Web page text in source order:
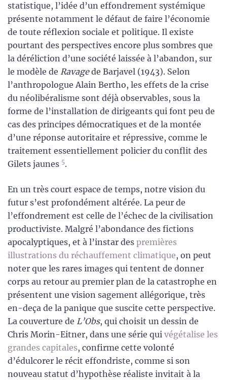
statistique, l’idée d’un effondrement systémique
présente notamment le défaut de faire l’économie
de toute réflexion sociale et politique. Il existe
pourtant des perspectives encore plus sombres que
la déréliction d’une société laissée à l’abandon, sur
le modèle de Ravagede Barjavel (1943). Selon
l’anthropologue Alain Bertho, les effets de la crise
du néolibéralisme sont déjà observables, sous la
forme de l’installation de dirigeants qui font peu de
cas des principes démocratiques et de la montée
d’une réponse autoritaire et répressive, comme le
traitement essentiellement policier du conflit des
Gilets jaunes 5.
En un très court espace de temps, notre vision du
futur s’est profondément altérée. La peur de
l’effondrement est celle de l’échec de la civilisation
productiviste. Malgré l’abondance des fictions
apocalyptiques, et à l’instar des premières
illustrations du réchauffement climatique, on peut
noter que les rares images qui tentent de donner
corps au retour au premier plan de la catastrophe en
présentent une vision sagement allégorique, très
en-deça de la panique que suscite cette perspective.
La couverture de L’Obs, qui choisit un dessin de
Chris Morin-Eitner, dans une série qui végétalise les
grandes capitales, confirme cette volonté
d’édulcorer le récit effondriste, comme si son
nouveau statut d’hypothèse réaliste invitait à la